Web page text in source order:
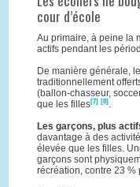
cour d’école
Au primaire, à peine la
actifs pendant les
De manière générale,
traditionnellement
(ballon-chasseur,
que les filles[7] [8].
Les garçons, plus
davantage à des
élevée que les filles.
garçons sont
récréation, contre 23 %